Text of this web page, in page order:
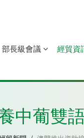
赤道幾內亞 莫
部長級會議 經貿資
中葡雙